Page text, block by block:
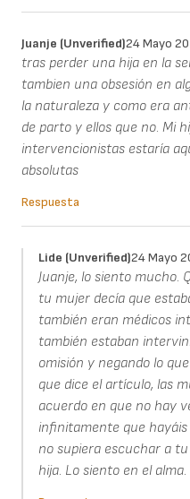
Juanje (unverified)24 Mayo
tras perder una hija en la
tambien una obsesión en
la naturaleza y como era
de parto y ellos que no. Mi
intervencionistas estaría
absolutas
Respuesta
Lide (unverified)24 Mayo
Juanje, lo siento mucho.
tu mujer decía que
también eran médicos
también estaban
omisión y negando lo
que dice el artículo, las
acuerdo en que no hay
infinitamente que
no supiera escuchar a
hija. Lo siento en el alma.